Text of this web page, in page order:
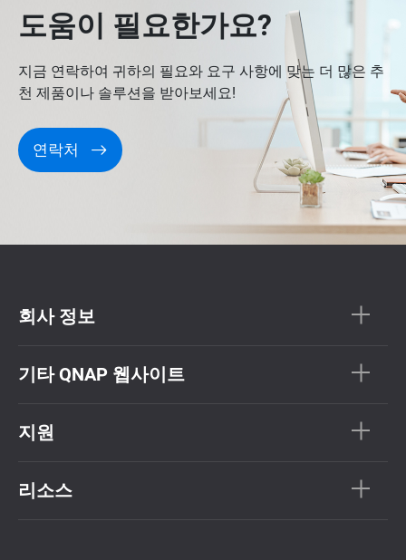
도움이 필요한가요?
지금 연락하여 귀하의 필요와 요구 사항에 맞는 더 많은 추
천 제품이나 솔루션을 받아보세요!
연락처
회사 정보
기타 QNAP 웹사이트
지원
리소스